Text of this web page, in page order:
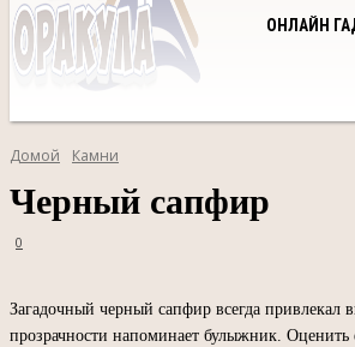
ОНЛАЙН
Домой Камни
Черный сапфир
0
Загадочный черный сапфир всегда привлекал
прозрачности напоминает булыжник. Оценить